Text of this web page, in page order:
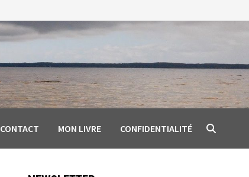
CONTACT MON LIVRE CONFIDENTIALITÉ